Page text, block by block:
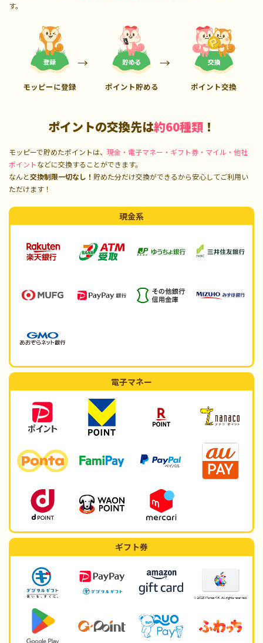
す。
モッピーに登録 ポイント貯める ポイント交換
ポイントの交換先は約60種類 ！
モッピーで貯めたポイントは、 現金・電子マネー・ギフト券・マイル・他社
ポイントなどに交換することができます。
なんと交換制限一切なし！ 貯めた分だけ交換ができるから安心してご利用い
ただけます！
現金系
電子マネー
ギフト券